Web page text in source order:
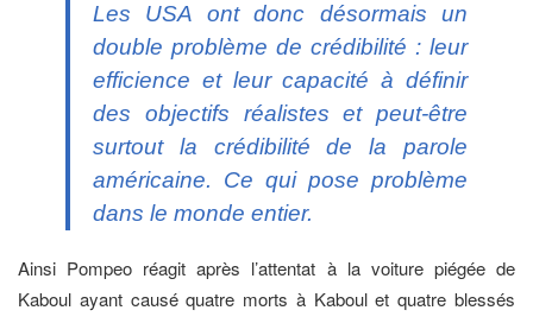
Les USA ont donc désormais un
double problème de crédibilité : leur
efficience et leur capacité à définir
des objectifs réalistes et peut-être
surtout la crédibilité de la parole
américaine. Ce qui pose problème
dans le monde entier.
Ainsi Pompeo réagit après l’attentat à la voiture piégée de
Kaboul ayant causé quatre morts à Kaboul et quatre blessés